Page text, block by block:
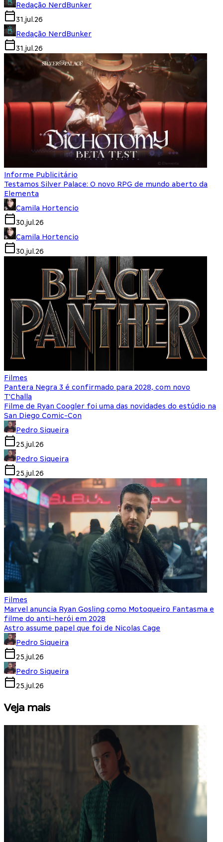
Redação NerdBunker
31.jul.26
Redação NerdBunker
31.jul.26
Informe Publicitário
Testamos Silver Palace: O novo RPG de mundo aberto da
Elementa
Camila Hortencio
30.jul.26
Camila Hortencio
30.jul.26
Filmes
Pantera Negra 3 é confirmado para 2028, com novo
T'Challa
Filme de Ryan Coogler foi uma das novidades do estúdio na
San Diego Comic-Con
Pedro Siqueira
25.jul.26
Pedro Siqueira
25.jul.26
Filmes
Marvel anuncia Ryan Gosling como Motoqueiro Fantasma e
filme do anti-herói em 2028
Astro assume papel que foi de Nicolas Cage
Pedro Siqueira
25.jul.26
Pedro Siqueira
25.jul.26
Veja mais